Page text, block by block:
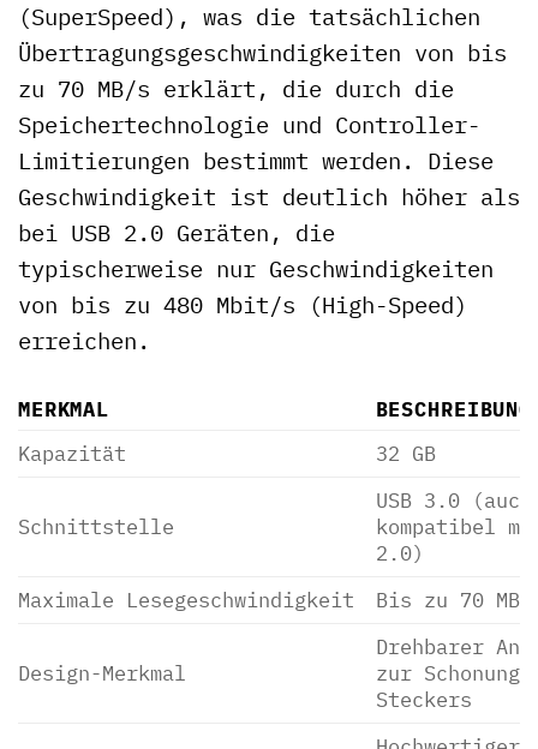
(SuperSpeed), was die tatsächlichen
Übertragungsgeschwindigkeiten von bis
zu 70 MB/s erklärt, die durch die
Speichertechnologie und Controller-
Limitierungen bestimmt werden. Diese
Geschwindigkeit ist deutlich höher als
bei USB 2.0 Geräten, die
typischerweise nur Geschwindigkeiten
von bis zu 480 Mbit/s (High-Speed)
erreichen.
MERKMAL
BESCHREIBUNG
Kapazität
32 GB
Schnittstelle
USB 3.0 (auch
kompatibel
2.0)
Maximale Lesegeschwindigkeit
Bis zu 70 MB/
Design-Merkmal
Drehbarer
zur Schonung
Steckers